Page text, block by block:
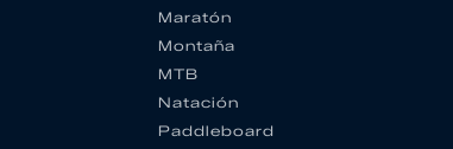
Maratón
Montaña
MTB
Natación
Paddleboard